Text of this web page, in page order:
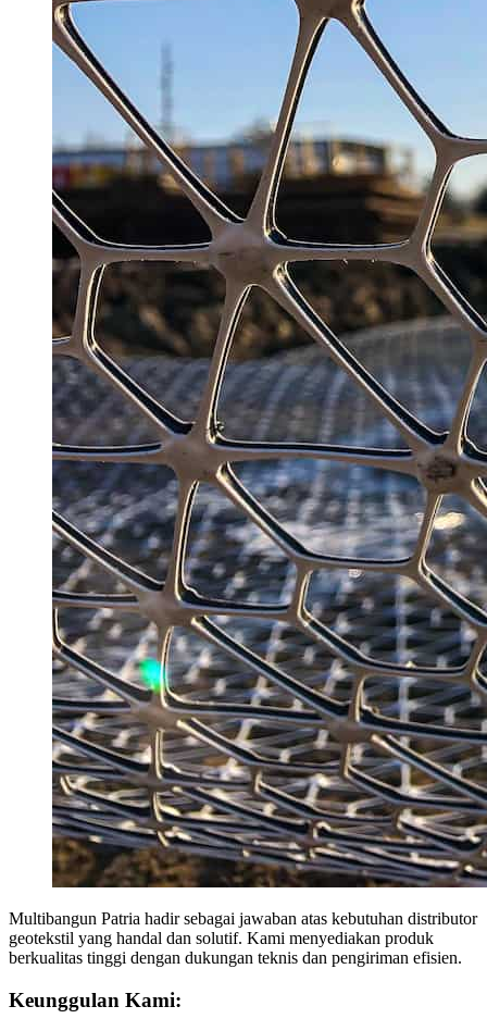
Multibangun Patria hadir sebagai jawaban atas kebutuhan distributor
geotekstil yang handal dan solutif. Kami menyediakan produk
berkualitas tinggi dengan dukungan teknis dan pengiriman efisien.
Keunggulan Kami: